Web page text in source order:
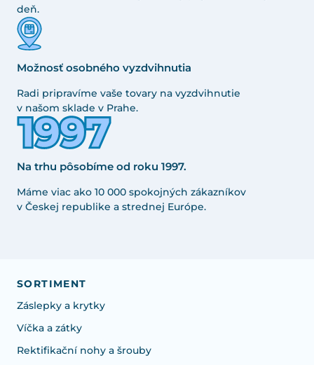
deň.
Možnosť osobného vyzdvihnutia
Radi pripravíme vaše tovary na vyzdvihnutie
v našom sklade v Prahe.
Na trhu pôsobíme od roku 1997.
Máme viac ako 10 000 spokojných zákazníkov
v Českej republike a strednej Európe.
SORTIMENT
Záslepky a krytky
Víčka a zátky
Rektifikační nohy a šrouby